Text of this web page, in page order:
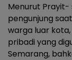
Menurut Prayit-
pengunjung
warga luar
pribadi yang
Semarang,